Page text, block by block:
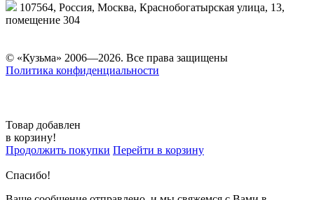
107564, Россия, Москва, Краснобогатырская улица, 13,
помещение 304
© «Кузьма» 2006—2026. Все права защищены
Политика конфиденциальности
Товар добавлен
в корзину!
Продолжить покупки Перейти в корзину
Спасибо!